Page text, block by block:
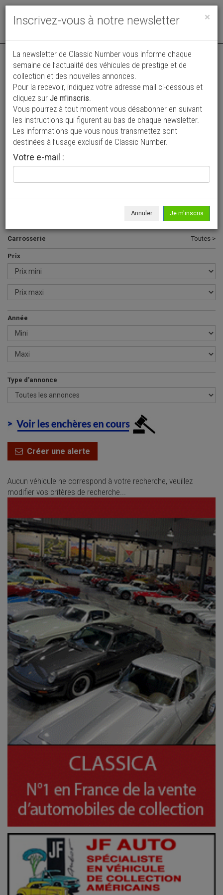
Toggle
Vos annonces vues par
plus de 4 millions de collectionneurs
Ajouter une annonce
> Rechercher un véhicule
Tous >
Carrosserie Toutes >
Prix
Année
Type d'annonce
Créer une alerte
Aucun véhicule ne correspond à votre recherche, veuillez
modifier vos critères de recherche...
×
Inscrivez-vous à notre newsletter
La newsletter de Classic Number vous informe chaque
semaine de l’actualité des véhicules de prestige et de
collection et des nouvelles annonces.
Pour la recevoir, indiquez votre adresse mail ci-dessous et
cliquez sur Je m'inscris.
Vous pourrez à tout moment vous désabonner en suivant
les instructions qui figurent au bas de chaque newsletter.
Les informations que vous nous transmettez sont
destinées à l’usage exclusif de Classic Number.
Votre e-mail :
Annuler Je m'inscris